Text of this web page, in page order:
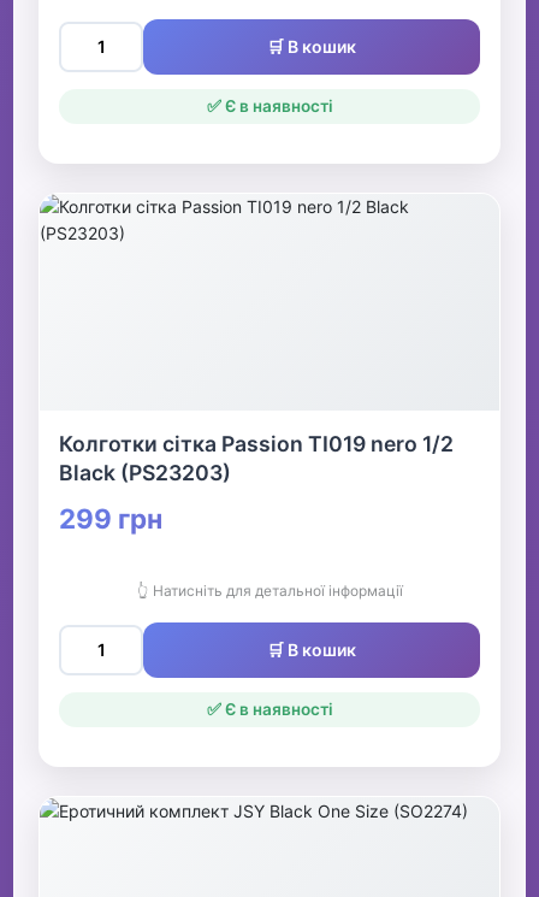
🛒 В кошик
✅ Є в наявності
Колготки сітка Passion TI019 nero 1/2
Black (PS23203)
299 грн
👆 Натисніть для детальної інформації
🛒 В кошик
✅ Є в наявності